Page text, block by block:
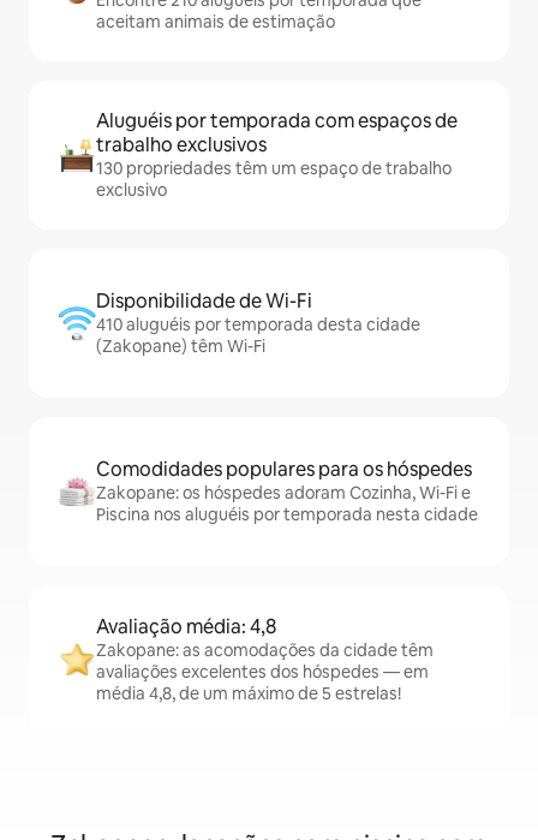
aceitam animais de estimação
Aluguéis por temporada com espaços de
trabalho exclusivos
130 propriedades têm um espaço de trabalho
exclusivo
Disponibilidade de Wi-Fi
410 aluguéis por temporada desta cidade
(Zakopane) têm Wi-Fi
Comodidades populares para os hóspedes
Zakopane: os hóspedes adoram Cozinha, Wi-Fi e
Piscina nos aluguéis por temporada nesta cidade
Avaliação média: 4,8
Zakopane: as acomodações da cidade têm
avaliações excelentes dos hóspedes — em
média 4,8, de um máximo de 5 estrelas!